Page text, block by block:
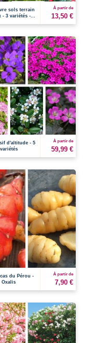
sols terrain
3 variétés -...
À partir de
13,50 €
d'altitude - 5
variétés
À partir de
59,99 €
du Pérou -
Oxalis
À partir de
7,90 €